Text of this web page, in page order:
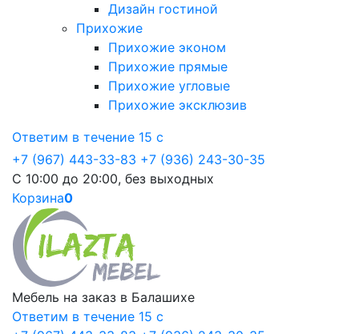
Дизайн гостиной
Прихожие
Прихожие эконом
Прихожие прямые
Прихожие угловые
Прихожие эксклюзив
Ответим в течение 15 с
+7 (967) 443-33-83 +7 (936) 243-30-35
С 10:00 до 20:00, без выходных
Корзина0
Мебель на заказ в Балашихе
Ответим в течение 15 с